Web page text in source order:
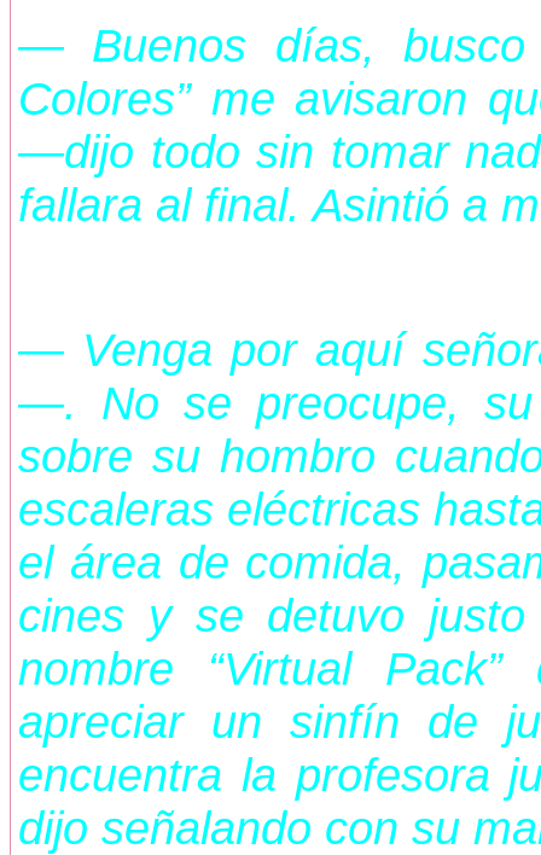
— Buenos días,
Colores” me avisaron
—dijo todo sin tomar
fallara al final. Asintió a
— Venga por aquí
—. No se preocupe,
sobre su hombro
escaleras eléctricas
el área de comida,
cines y se detuvo
nombre “Virtual
apreciar un sinfín de
encuentra la profesora
dijo señalando con su